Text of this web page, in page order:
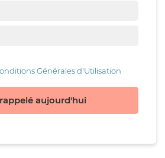
Générales d'Utilisation
aujourd'hui